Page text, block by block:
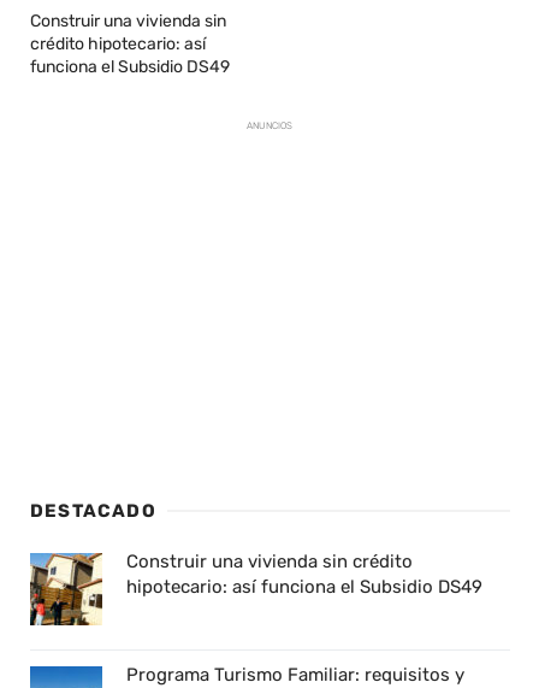
Construir una vivienda sin
crédito hipotecario: así
funciona el Subsidio DS49
ANUNCIOS
DESTACADO
Construir una vivienda sin crédito
hipotecario: así funciona el Subsidio DS49
Programa Turismo Familiar: requisitos y